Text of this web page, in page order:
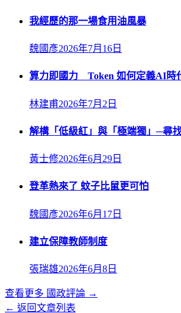
我經歷的那一場食用油風暴
魏國彥2026年7月16日
算力即國力 Token 如何定義AI時
林建甫2026年7月2日
解構「低級紅」與「極端獨」─尋
黃士修2026年6月29日
登革熱來了 蚊子比鼠更可怕
魏國彥2026年6月17日
建立保障教師制度
張瑞雄2026年6月8日
查看更多 國政評論 →
← 返回文章列表